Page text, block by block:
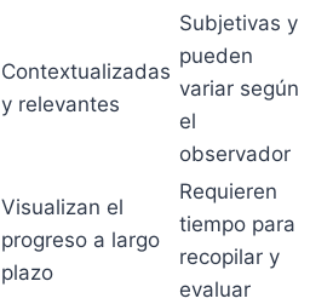
Contextualizadas
y relevantes
Subjetivas y
pueden
variar según
el
observador
Visualizan el
progreso a largo
plazo
Requieren
tiempo para
recopilar y
evaluar